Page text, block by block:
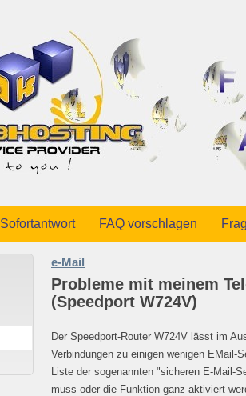
Sofortantwort FAQ vorschlagen
e-Mail
Probleme mit meinem
(Speedport W724V)
Der Speedport-Router W724V lässt im
Verbindungen zu einigen wenigen EMail-
Liste der sogenannten "sicheren E-Mail-
muss oder die Funktion ganz aktiviert